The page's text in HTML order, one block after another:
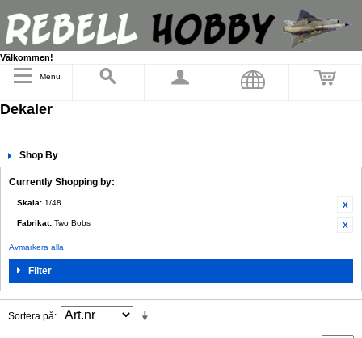
Välkommen!
Menu
Dekaler
Shop By
Currently Shopping by:
Skala: 1/48
Fabrikat: Two Bobs
Avmarkera alla
Filter
Sortera på